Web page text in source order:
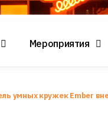
Мероприятия
умных кружек Ember